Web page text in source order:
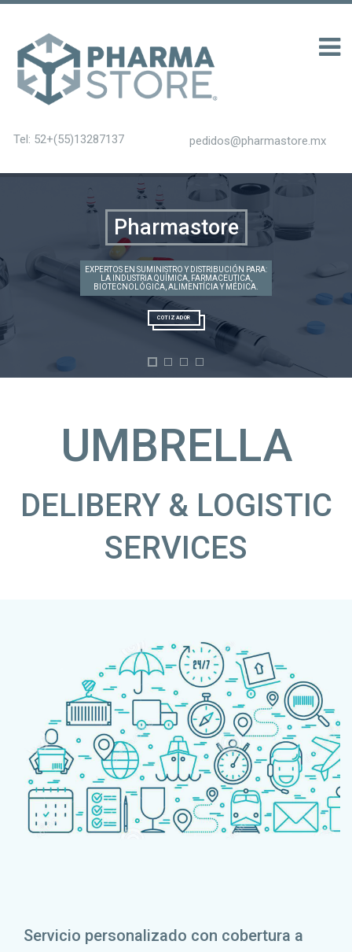
Tel: 52+(55)13287137 pedidos@pharmastore.mx
Pharmastore
EXPERTOS EN SUMINISTRO Y DISTRIBUCIÓN PARA:
LA INDUSTRIA QUÍMICA, FARMACEUTICA,
BIOTECNOLÓGICA, ALIMENTÍCIA Y MÉDICA.
COTIZADOR
UMBRELLA
DELIBERY & LOGISTIC
SERVICES
Servicio personalizado con cobertura a